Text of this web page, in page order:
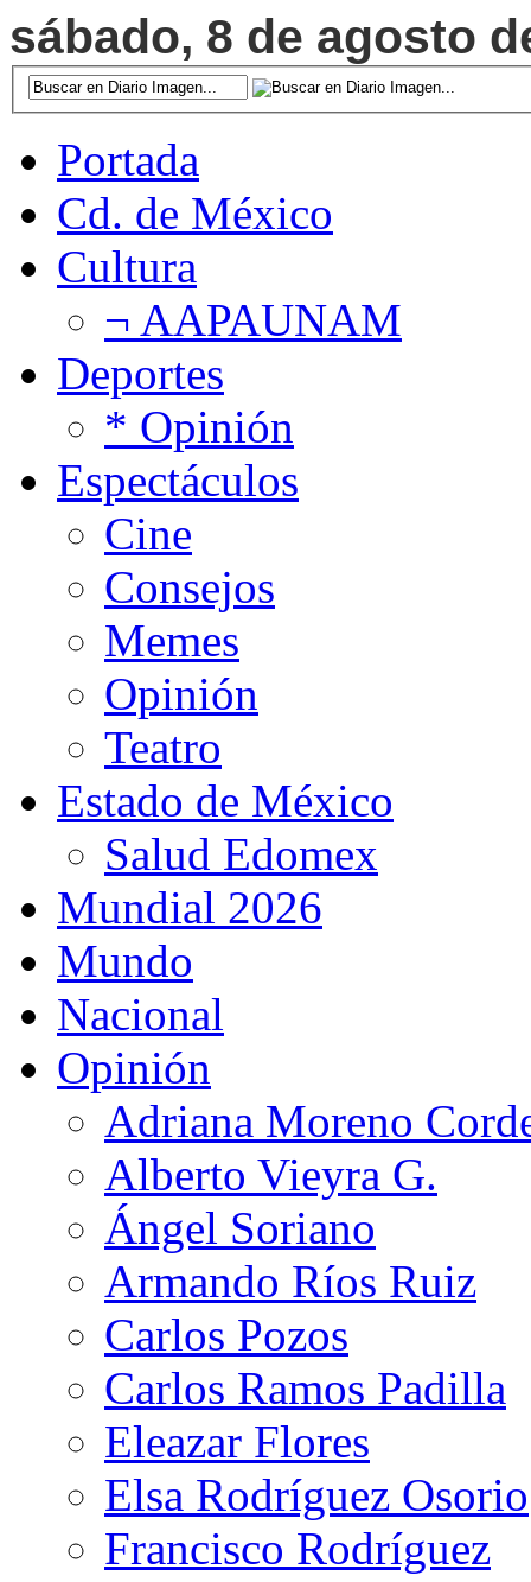
sábado, 8 de agosto
Portada
Cd. de México
Cultura
¬ AAPAUNAM
Deportes
* Opinión
Espectáculos
Cine
Consejos
Memes
Opinión
Teatro
Estado de México
Salud Edomex
Mundial 2026
Mundo
Nacional
Opinión
Adriana Moreno
Alberto Vieyra G.
Ángel Soriano
Armando Ríos Ruiz
Carlos Pozos
Carlos Ramos Padilla
Eleazar Flores
Elsa Rodríguez Osorio
Francisco Rodríguez